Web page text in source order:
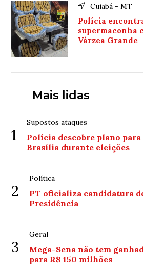
Cuiabá - MT
Polícia
supermaconha
Várzea Grande
Mais lidas
1
Supostos ataques
Polícia descobre plano
Brasília durante eleições
2
Política
PT oficializa candidatura
Presidência
3
Geral
Mega-Sena não tem
para R$ 150 milhões